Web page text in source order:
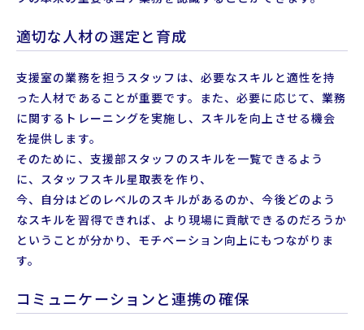
適切な人材の選定と育成
支援室の業務を担うスタッフは、必要なスキルと適性を持
った人材であることが重要です。また、必要に応じて、業務
に関するトレーニングを実施し、スキルを向上させる機会
を提供します。
そのために、支援部スタッフのスキルを一覧できるよう
に、スタッフスキル星取表を作り、
今、自分はどのレベルのスキルがあるのか、今後どのよう
なスキルを習得できれば、より現場に貢献できるのだろうか
ということが分かり、モチベーション向上にもつながりま
す。
コミュニケーションと連携の確保